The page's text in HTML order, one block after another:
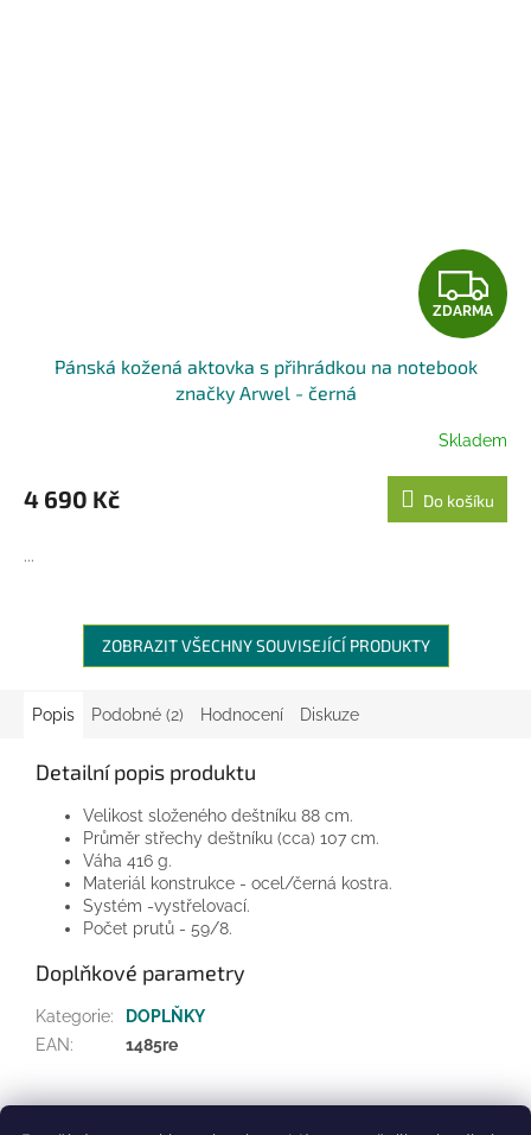
Z
D
R
M
A
ZDARMA
Pánská kožená aktovka s přihrádkou na notebook
značky Arwel - černá
Skladem
4 690 Kč Do košíku
...
ZOBRAZIT VŠECHNY SOUVISEJÍCÍ PRODUKTY
Popis Podobné (2) Hodnocení Diskuze
Detailní popis produktu
Velikost složeného deštníku 88 cm.
Průměr střechy deštníku (cca) 107 cm.
Váha 416 g.
Materiál konstrukce - ocel/černá kostra.
Systém -vystřelovací.
Počet prutů - 59/8.
Doplňkové parametry
Kategorie:
DOPLŇKY
EAN: 1485re
Z